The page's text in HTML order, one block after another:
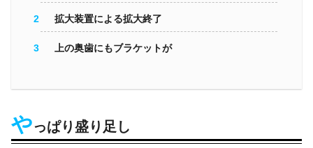
拡大装置による拡大終了
上の奥歯にもブラケットが
やっぱり盛り足し